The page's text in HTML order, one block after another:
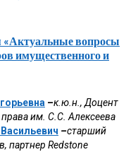
«Актуальные вопросы
имущественного и
–к.ю.н., Доцент
права им. С.С. Алексеева
–старший
партнер Redstone